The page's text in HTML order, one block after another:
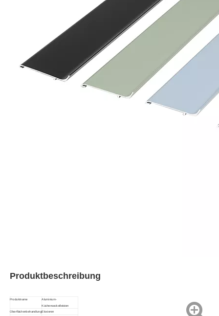
Produktbeschreibung
Produktname
Aluminium-
Küchensockelleisten
OberflächenbehandlungEloxieren